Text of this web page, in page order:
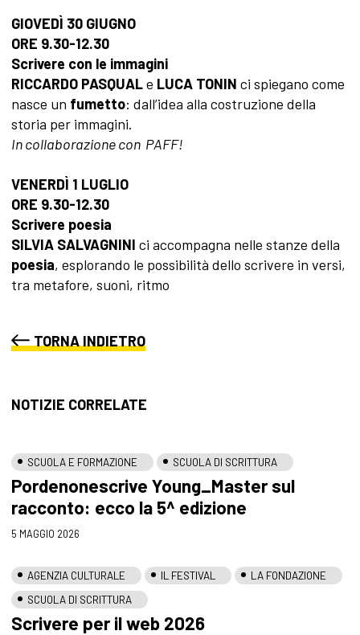
GIOVEDÌ 30 GIUGNO
ORE 9.30-12.30
Scrivere con le immagini
RICCARDO PASQUALe LUCA TONIN ci spiegano come
nasce un fumetto: dall’idea alla costruzione della
storia per immagini.
In collaborazione con PAFF!
VENERDÌ 1 LUGLIO
ORE 9.30-12.30
Scrivere poesia
SILVIA SALVAGNINI ci accompagna nelle stanze della
poesia, esplorando le possibilità dello scrivere in versi,
tra metafore, suoni, ritmo
TORNA INDIETRO
NOTIZIE CORRELATE
SCUOLA E FORMAZIONE SCUOLA DI SCRITTURA
Pordenonescrive Young_Master sul
racconto: ecco la 5^ edizione
5 MAGGIO 2026
AGENZIA CULTURALE IL FESTIVAL
LA FONDAZIONE
SCUOLA DI SCRITTURA
Scrivere per il web 2026